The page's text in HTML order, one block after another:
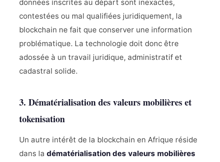
données inscrites au départ sont inexactes,
contestées ou mal qualifiées juridiquement, la
blockchain ne fait que conserver une information
problématique. La technologie doit donc être
adossée à un travail juridique, administratif et
cadastral solide.
3. Dématérialisation des valeurs mobilières et
tokenisation
Un autre intérêt de la blockchain en Afrique réside
dans la dématérialisation des valeurs mobilières